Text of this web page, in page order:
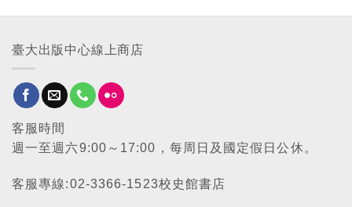
臺大出版中心線上商店
客服時間
週一至週六9:00～17:00，每周日及國定假日公休。
客服專線:02-3366-1523校史館書店